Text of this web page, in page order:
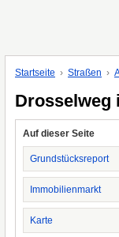
Startseite Straßen
Drosselweg
Auf dieser Seite
Grundstücksreport
Immobilienmarkt
Karte